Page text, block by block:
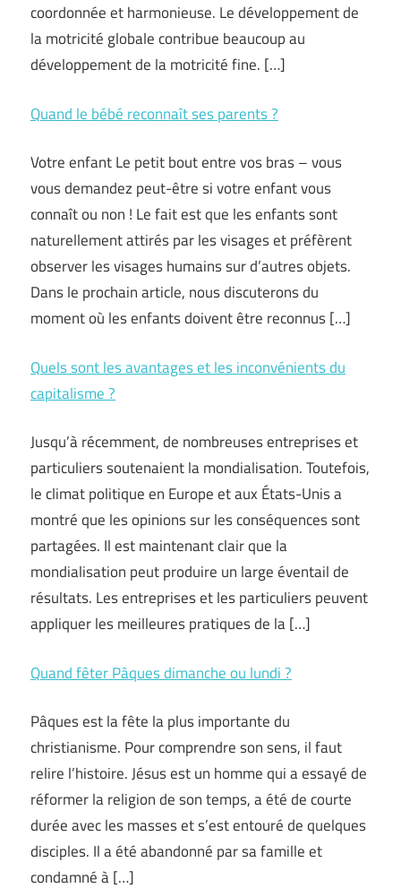
coordonnée et harmonieuse. Le développement de
la motricité globale contribue beaucoup au
développement de la motricité fine. […]
Quand le bébé reconnaît ses parents ?
Votre enfant Le petit bout entre vos bras – vous
vous demandez peut-être si votre enfant vous
connaît ou non ! Le fait est que les enfants sont
naturellement attirés par les visages et préfèrent
observer les visages humains sur d’autres objets.
Dans le prochain article, nous discuterons du
moment où les enfants doivent être reconnus […]
Quels sont les avantages et les inconvénients du
capitalisme ?
Jusqu’à récemment, de nombreuses entreprises et
particuliers soutenaient la mondialisation. Toutefois,
le climat politique en Europe et aux États-Unis a
montré que les opinions sur les conséquences sont
partagées. Il est maintenant clair que la
mondialisation peut produire un large éventail de
résultats. Les entreprises et les particuliers peuvent
appliquer les meilleures pratiques de la […]
Quand fêter Pâques dimanche ou lundi ?
Pâques est la fête la plus importante du
christianisme. Pour comprendre son sens, il faut
relire l’histoire. Jésus est un homme qui a essayé de
réformer la religion de son temps, a été de courte
durée avec les masses et s’est entouré de quelques
disciples. Il a été abandonné par sa famille et
condamné à […]